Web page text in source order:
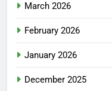
March 2026
February 2026
January 2026
December 2025